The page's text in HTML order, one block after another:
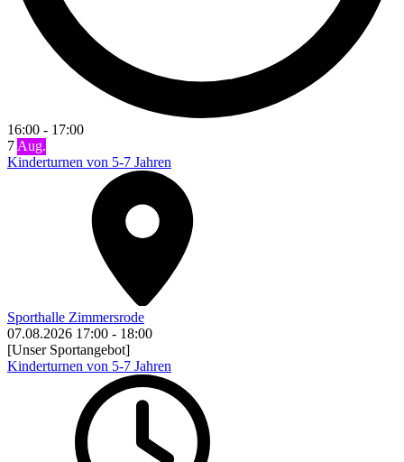
16:00 - 17:00
7Aug.
Kinderturnen von 5-7 Jahren
Sporthalle Zimmersrode
07.08.2026 17:00 - 18:00
[Unser Sportangebot]
Kinderturnen von 5-7 Jahren